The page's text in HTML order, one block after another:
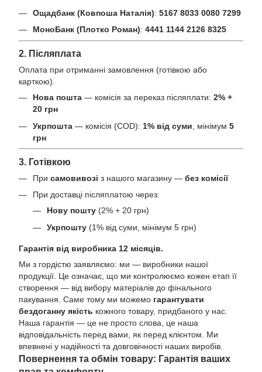
Ощадбанк (Ковпоша Наталія): 5167 8033 0080 7299
МоноБанк (Плотко Роман): 4441 1144 2126 8325
2. Післяплата
Оплата при отриманні замовлення (готівкою або
карткою).
Нова пошта — комісія за переказ післяплати: 2% +
20 грн
Укрпошта — комісія (COD): 1% від суми , мінімум 5
грн
3. Готівкою
При самовивозі з нашого магазину — без комісії
При доставці післяплатою через:
Нову пошту (2% + 20 грн)
Укрпошту (1% від суми, мінімум 5 грн)
Гарантія від виробника 12 місяців.
Ми з гордістю заявляємо: ми — виробники нашої
продукції. Це означає, що ми контролюємо кожен етап її
створення — від вибору матеріалів до фінального
пакування. Саме тому ми можемо гарантувати
бездоганну якість кожного товару, придбаного у нас.
Наша гарантія — це не просто слова, це наша
відповідальність перед вами, як перед клієнтом. Ми
впевнені у надійності та довговічності наших виробів.
Повернення та обмін товару: Гарантія ваших